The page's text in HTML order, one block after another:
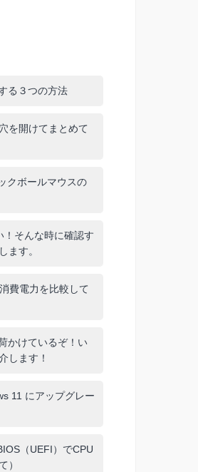
る３つの方法
を開けてまとめて
クボールマウスの
！そんな時に確認す
ます。
費電力を比較して
かけているぞ！い
します！
11 にアップグレー
（UEFI）でCPU
）